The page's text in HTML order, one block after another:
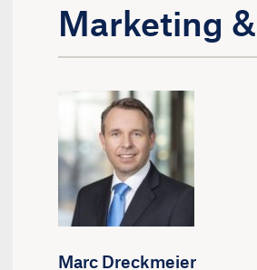
Marketing
Marc Dreckmeier